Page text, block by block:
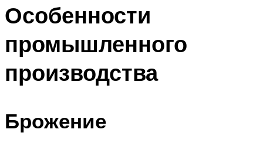
Особенности
промышленного
производства
Брожение